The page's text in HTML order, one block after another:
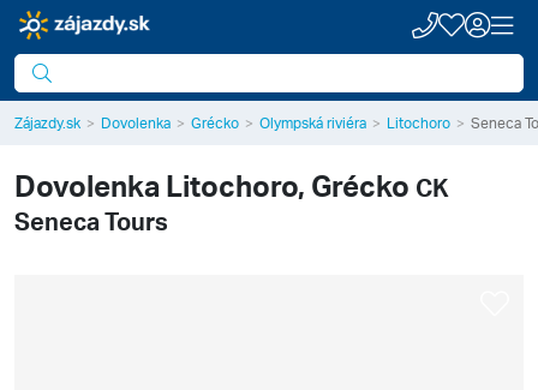
Zájazdy.sk Dovolenka Grécko Olympská riviéra Litochoro Seneca
Dovolenka Litochoro, Grécko CK
Seneca Tours